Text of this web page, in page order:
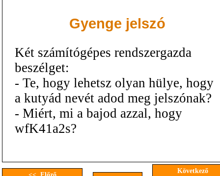
Gyenge jelszó
Két számítógépes rendszergazda
beszélget:
- Te, hogy lehetsz olyan hülye, hogy
a kutyád nevét adod meg jelszónak?
- Miért, mi a bajod azzal, hogy
wfK41a2s?
Következő